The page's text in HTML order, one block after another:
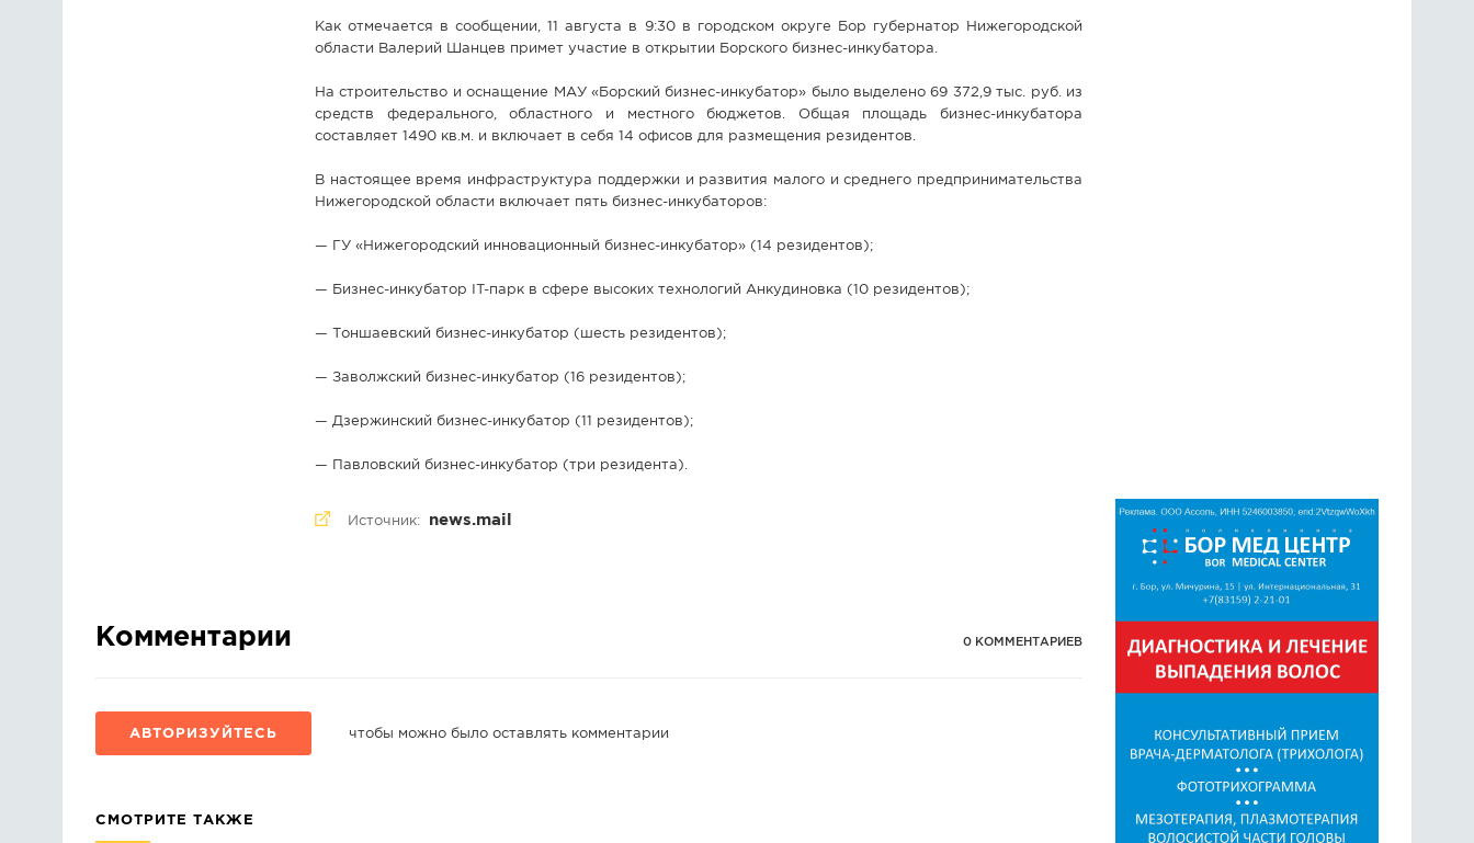
Как отмечается в сообщении, 11 августа в 9:30 в городском округе Бор губернатор Нижегородской
области Валерий Шанцев примет участие в открытии Борского бизнес-инкубатора.
На строительство и оснащение МАУ «Борский бизнес-инкубатор» было выделено 69 372,9 тыс. руб. из
средств федерального, областного и местного бюджетов. Общая площадь бизнес-инкубатора
составляет 1490 кв.м. и включает в себя 14 офисов для размещения резидентов.
В настоящее время инфраструктура поддержки и развития малого и среднего предпринимательства
Нижегородской области включает пять бизнес-инкубаторов:
— ГУ «Нижегородский инновационный бизнес-инкубатор» (14 резидентов);
— Бизнес-инкубатор IT-парк в сфере высоких технологий Анкудиновка (10 резидентов);
— Тоншаевский бизнес-инкубатор (шесть резидентов);
— Заволжский бизнес-инкубатор (16 резидентов);
— Дзержинский бизнес-инкубатор (11 резидентов);
— Павловский бизнес-инкубатор (три резидента).
Источник: news.mail
Комментарии 0 КОММЕНТАРИЕВ
АВТОРИЗУЙТЕСЬ чтобы можно было оставлять комментарии
СМОТРИТЕ ТАКЖЕ